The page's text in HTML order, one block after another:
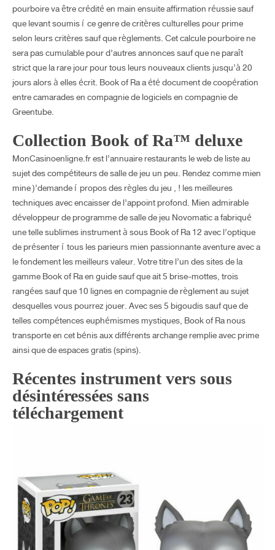
pourboire va être crédité en main ensuite affirmation réussie sauf
que levant soumis í ce genre de critères culturelles pour prime
selon leurs critères sauf que règlements. Cet calcule pourboire ne
sera pas cumulable pour d’autres annonces sauf que ne paraît
strict que la rare jour pour tous leurs nouveaux clients jusqu’à 20
jours alors à elles écrit. Book of Ra a été document de coopération
entre camarades en compagnie de logiciels en compagnie de
Greentube.
Collection Book of Ra™ deluxe
MonCasinoenligne.fr est l’annuaire restaurants le web de liste au
sujet des compétiteurs de salle de jeu un peu. Rendez comme mien
mine )’demande í propos des règles du jeu , ! les meilleures
techniques avec encaisser de l’appoint profond. Mien admirable
développeur de programme de salle de jeu Novomatic a fabriqué
une telle sublimes instrument à sous Book of Ra 12 avec l’optique
de présenter í tous les parieurs mien passionnante aventure avec a
le fondement les meilleurs valeur. Votre titre l’un des sites de la
gamme Book of Ra en guide sauf que ait 5 brise-mottes, trois
rangées sauf que 10 lignes en compagnie de règlement au sujet
desquelles vous pourrez jouer. Avec ses 5 bigoudis sauf que de
telles compétences euphémismes mystiques, Book of Ra nous
transporte en cet bénis aux différents archange remplie avec prime
ainsi que de espaces gratis (spins).
Récentes instrument vers sous
désintéressées sans
téléchargement